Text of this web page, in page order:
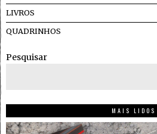
LIVROS
QUADRINHOS
Pesquisar
MAIS LIDOS